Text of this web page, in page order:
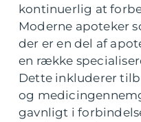
kontinuerlig at
Moderne apoteker
der er en del af
en række
Dette inkluderer
og
gavnligt i